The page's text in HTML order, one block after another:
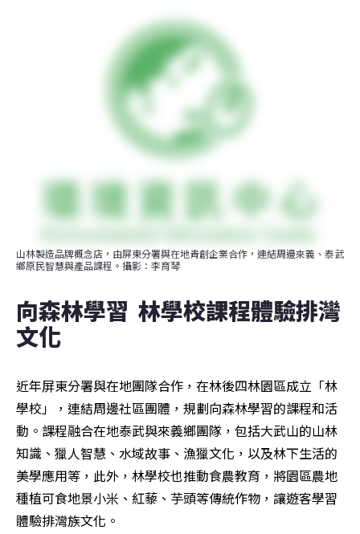
山林製造品牌概念店，由屏東分署與在地青創企業合作，連結周邊來義、泰武
鄉原民智慧與產品課程。攝影：李育琴
向森林學習  林學校課程體驗排灣
文化
近年屏東分署與在地團隊合作，在林後四林園區成立「林
學校」，連結周邊社區團體，規劃向森林學習的課程和活
動。課程融合在地泰武與來義鄉團隊，包括大武山的山林
知識、獵人智慧、水域故事、漁獵文化，以及林下生活的
美學應用等，此外，林學校也推動食農教育，將園區農地
種植可食地景小米、紅藜、芋頭等傳統作物，讓遊客學習
體驗排灣族文化。